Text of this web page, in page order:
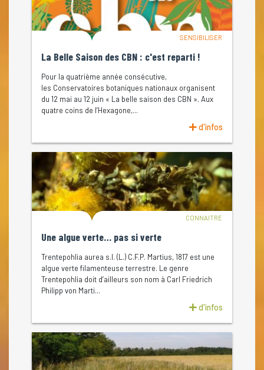
SENSIBILISER
La Belle Saison des CBN : c'est reparti !
Pour la quatrième année consécutive,
les Conservatoires botaniques nationaux organisent
du 12 mai au 12 juin « La belle saison des CBN ». Aux
quatre coins de l’Hexagone,...
d'infos
CONNAITRE
Une algue verte… pas si verte
Trentepohlia aurea s.l. (L.) C.F.P. Martius, 1817 est une
algue verte filamenteuse terrestre. Le genre
Trentepohlia doit d’ailleurs son nom à Carl Friedrich
Philipp von Marti...
d'infos